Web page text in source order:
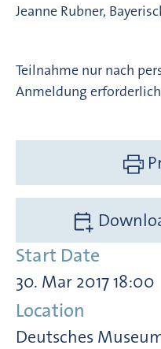
Jeanne Rubner,
Teilnahme nur nach
Anmeldung
Start Date
30. Mar 2017 18:00
Location
Deutsches